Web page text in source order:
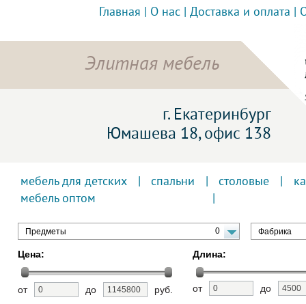
Главная О нас Доставка и оплата
Элитная мебель
г. Екатеринбург
Юмашева 18, офис 138
мебель для детских спальни столовые
мебель оптом
Предметы 0 Фабрика
Цена:
от до руб.
Длина:
от до